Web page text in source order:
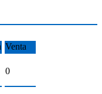
Venta
0